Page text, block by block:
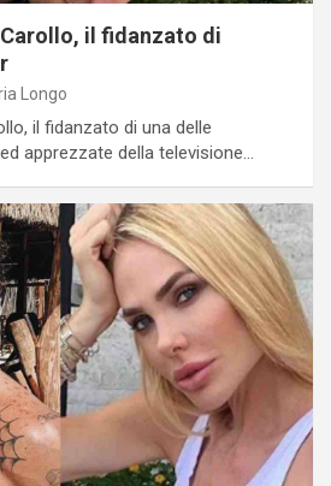
il fidanzato di
Longo
il fidanzato di una delle
apprezzate della televisione…